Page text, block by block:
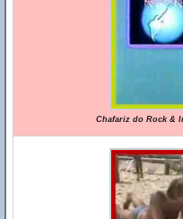
Chafariz do Rock &